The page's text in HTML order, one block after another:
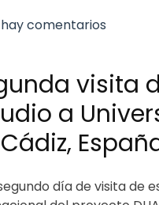
hay comentarios
visita
a
día de visita de